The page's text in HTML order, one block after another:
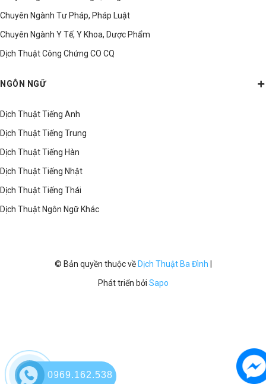
Chuyên Ngành Tư Pháp, Pháp Luật
Chuyên Ngành Y Tế, Y Khoa, Dược Phẩm
Dịch Thuật Công Chứng CO CQ
NGÔN NGỮ
Dịch Thuật Tiếng Anh
Dịch Thuật Tiếng Trung
Dịch Thuật Tiếng Hàn
Dịch Thuật Tiếng Nhật
Dịch Thuật Tiếng Thái
Dịch Thuật Ngôn Ngữ Khác
© Bản quyền thuộc vềDịch Thuật Ba Đình |
Phát triển bởi Sapo
0969.162.538